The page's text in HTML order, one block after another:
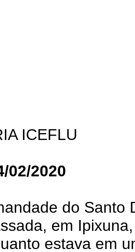
ICEFLU
02/2020
do Santo
em
estava em